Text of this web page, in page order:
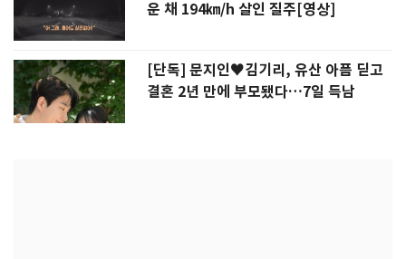
운 채 194㎞/h 살인 질주[영상]
[단독] 문지인♥김기리, 유산 아픔 딛고
결혼 2년 만에 부모됐다…7일 득남